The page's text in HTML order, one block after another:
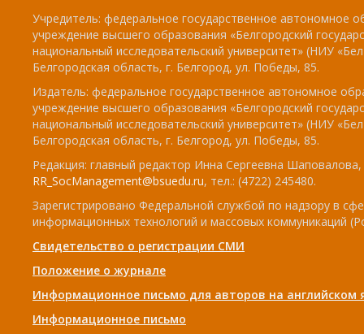
Учредитель: федеральное государственное автономное
учреждение высшего образования «Белгородский
национальный исследовательский университет» (НИУ
Белгородская область, г. Белгород, ул. Победы, 85.
Издатель: федеральное государственное автономное
учреждение высшего образования «Белгородский
национальный исследовательский университет» (НИУ
Белгородская область, г. Белгород, ул. Победы, 85.
Редакция: главный редактор Инна Сергеевна
RR_SocManagement@bsuedu.ru, тел.: (4722) 245480.
Зарегистрировано Федеральной службой по надзору в
информационных технологий и массовых коммуникаций
Свидетельство о регистрации СМИ
Положение о журнале
Информационное письмо для авторов на английском
Информационное письмо